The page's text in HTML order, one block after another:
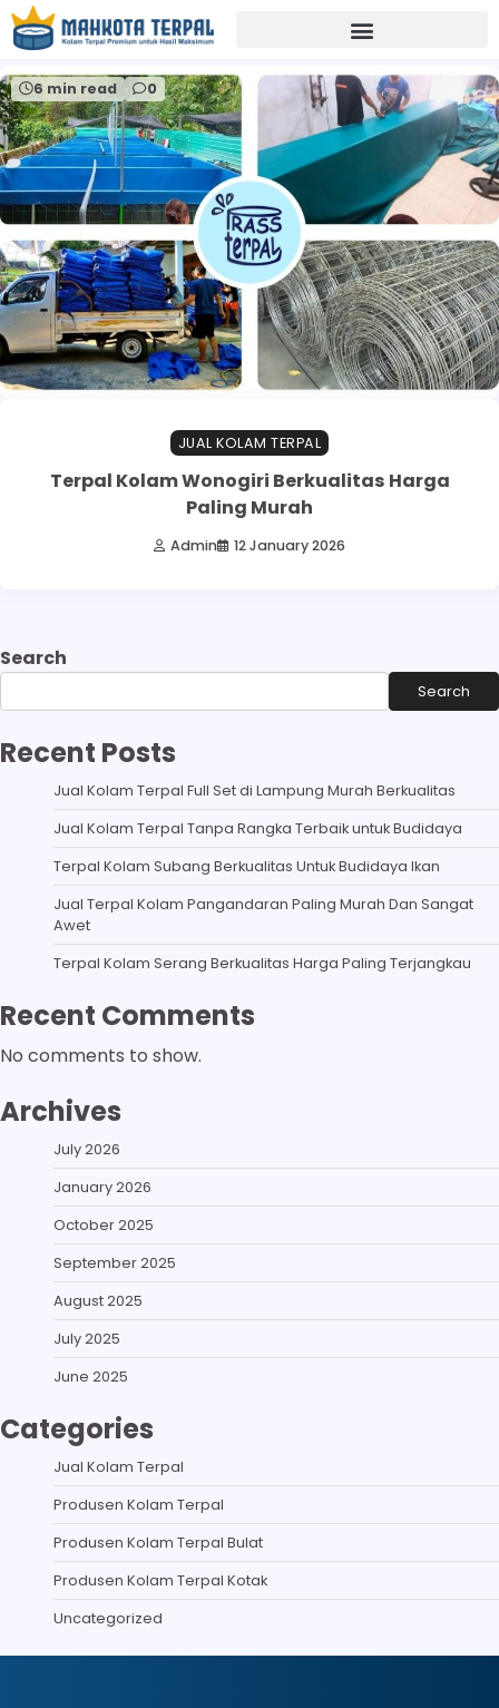
Home distributor terpal wonogiri
6 min read 0
JUAL KOLAM TERPAL
Terpal Kolam Wonogiri Berkualitas Harga
Paling Murah
Admin 12 January 2026
Search
Search
Recent Posts
Jual Kolam Terpal Full Set di Lampung Murah Berkualitas
Jual Kolam Terpal Tanpa Rangka Terbaik untuk Budidaya
Terpal Kolam Subang Berkualitas Untuk Budidaya Ikan
Jual Terpal Kolam Pangandaran Paling Murah Dan Sangat
Awet
Terpal Kolam Serang Berkualitas Harga Paling Terjangkau
Recent Comments
No comments to show.
Archives
July 2026
January 2026
October 2025
September 2025
August 2025
July 2025
June 2025
Categories
Jual Kolam Terpal
Produsen Kolam Terpal
Produsen Kolam Terpal Bulat
Produsen Kolam Terpal Kotak
Uncategorized